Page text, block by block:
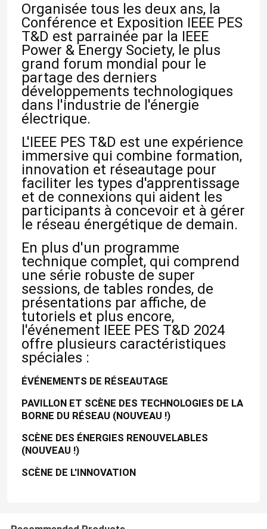
À la maison
Vidéos
Organisée tous les deux ans, la
Conférence et Exposition IEEE PES
T&D est parrainée par la IEEE
Power & Energy Society, le plus
grand forum mondial pour le
partage des derniers
développements technologiques
dans l'industrie de l'énergie
électrique.
L'IEEE PES T&D est une expérience
immersive qui combine formation,
innovation et réseautage pour
faciliter les types d'apprentissage
et de connexions qui aident les
participants à concevoir et à gérer
le réseau énergétique de demain.
En plus d'un programme
technique complet, qui comprend
une série robuste de super
sessions, de tables rondes, de
présentations par affiche, de
tutoriels et plus encore,
l'événement IEEE PES T&D 2024
offre plusieurs caractéristiques
spéciales :
ÉVÉNEMENTS DE RÉSEAUTAGE
PAVILLON ET SCÈNE DES TECHNOLOGIES DE LA
BORNE DU RÉSEAU (NOUVEAU !)
SCÈNE DES ÉNERGIES RENOUVELABLES
(NOUVEAU !)
SCÈNE DE L'INNOVATION